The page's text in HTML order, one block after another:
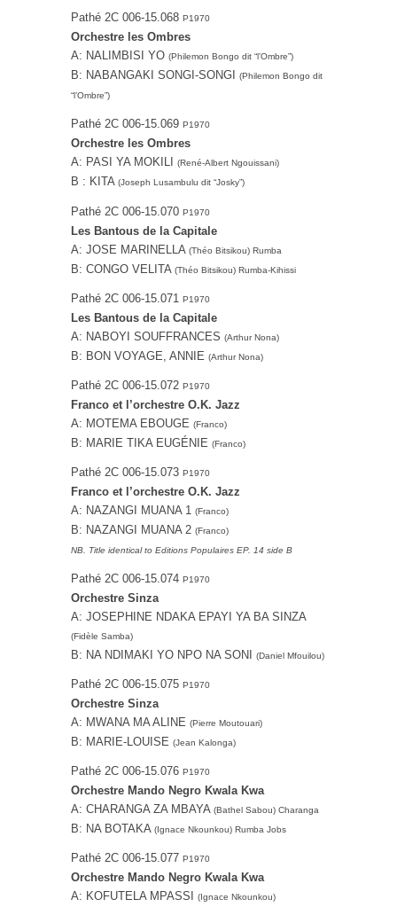
Pathé 2C 006-15.068 P1970
Orchestre les Ombres
A: NALIMBISI YO (Philemon Bongo dit “l’Ombre”)
B: NABANGAKI SONGI-SONGI
(Philemon Bongo dit
“l’Ombre”)
Pathé 2C 006-15.069 P1970
Orchestre les Ombres
A: PASI YA MOKILI
(René-Albert Ngouissani)
B : KITA (Joseph Lusambulu dit “Josky”)
Pathé 2C 006-15.070 P1970
Les Bantous de la Capitale
A: JOSE MARINELLA (Théo Bitsikou) Rumba
B: CONGO VELITA (Théo Bitsikou) Rumba-Kihissi
Pathé 2C 006-15.071 P1970
Les Bantous de la Capitale
A: NABOYI SOUFFRANCES (Arthur Nona)
B: BON VOYAGE, ANNIE (Arthur Nona)
Pathé ‎2C 006-15.072 P1970
Franco et l’orchestre O.K. Jazz
A: MOTEMA EBOUGE (Franco)
B: MARIE TIKA EUGÉNIE (Franco)
Pathé ‎2C 006-15.073 P1970
Franco et l’orchestre O.K. Jazz
A: NAZANGI MUANA 1 (Franco)
B: NAZANGI MUANA 2 (Franco)
NB. Title identical to Editions Populaires EP. 14 side B
Pathé 2C 006-15.074 P1970
Orchestre Sinza
A: JOSEPHINE NDAKA EPAYI YA BA SINZA
(Fidèle Samba)
B: NA NDIMAKI YO NPO NA SONI (Daniel Mfouilou)
Pathé 2C 006-15.075 P1970
Orchestre Sinza
A: MWANA MA ALINE (Pierre Moutouari)
B: MARIE-LOUISE (Jean Kalonga)
Pathé 2C 006-15.076 P1970
Orchestre Mando Negro Kwala Kwa
A: CHARANGA ZA MBAYA (Bathel Sabou) Charanga
B: NA BOTAKA (Ignace Nkounkou) Rumba Jobs
Pathé 2C 006-15.077 P1970
Orchestre Mando Negro Kwala Kwa
A: KOFUTELA MPASSI
(Ignace Nkounkou)